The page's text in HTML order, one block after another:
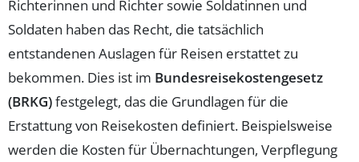
Richterinnen und Richter sowie Soldatinnen und
Soldaten haben das Recht, die tatsächlich
entstandenen Auslagen für Reisen erstattet zu
bekommen. Dies ist im Bundesreisekostengesetz
(BRKG)festgelegt, das die Grundlagen für die
Erstattung von Reisekosten definiert. Beispielsweise
werden die Kosten für Übernachtungen, Verpflegung